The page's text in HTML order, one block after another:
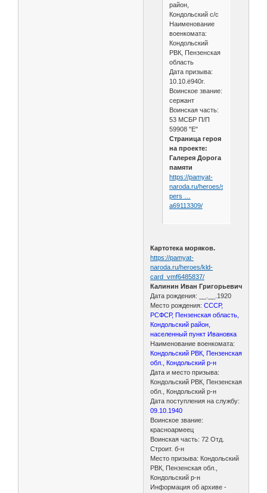
район,
Кондольский с/с
Наименование
военкомата:
Кондольский
РВК, Пензенская
область
Дата призыва:
10.10.ё940г.
Воинское звание:
сержант
Воинская часть:
53 МСБР П/П
59908 "Е"
Страница героя
на проекте:
Галерея Дорога
памяти
https://pamyat-
naroda.ru/heroes/sm-
pers …
a69113309/
Картотека моряков.
https://pamyat-
naroda.ru/heroes/kld-
card_vmf6485837/
Калинин Иван Григорьевич
Дата рождения: __.__.1920
Место рождения:СССР,
РСФСР, Пензенская область,
Кондольский район,
населенный пункт Ивановка
Наименование военкомата:
Кондольский РВК, Пензенская
обл., Кондольский р-н
Дата и место призыва:
Кондольский РВК, Пензенская
обл., Кондольский р-н
Дата поступления на службу:
09.10.1940
Воинское звание:
красноармеец
Воинская часть: 72 Отд.
Строит. б-н
Место призыва: Кондольский
РВК, Пензенская обл.,
Кондольский р-н
Информация об архиве -